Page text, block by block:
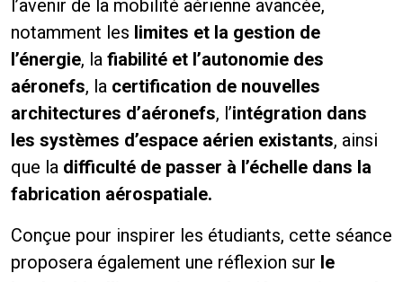
l’avenir de la mobilité aérienne avancée,
notamment les limites et la gestion de
l’énergie, la fiabilité et l’autonomie des
aéronefs, la certification de nouvelles
architectures d’aéronefs, l’intégration dans
les systèmes d’espace aérien existants, ainsi
que la difficulté de passer à l’échelle dans la
fabrication aérospatiale.
Conçue pour inspirer les étudiants, cette séance
proposera également une réflexion sur le